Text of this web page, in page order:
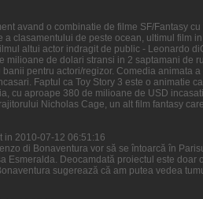
avand o combinatie de filme SF/Fantasy
clasamentului de peste ocean, ultimul film
altui actor indragit de public - Leonardo
de dolari stransi in 2 saptamani de
pentru actori/regizor. Comedia animata
Faptul ca Toy Story 3 este o animatie
cu aproape 380 de milioane de USD
Nicholas Cage, un alt film fantasy
in 2010-07-12 06:51:16
di Bonaventura vor să se întoarcă în
Esmeralda. Deocamdată proiectul este
sugerează că am putea vedea